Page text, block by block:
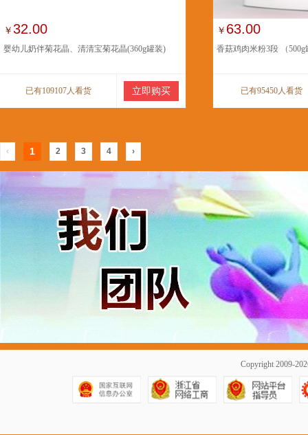
￥32.00
婴幼儿奶伴菊花晶、清清宝菊花晶(360g罐装)
已有109107人看货 立即购买
￥ 63.00
香菇鸡肉米粉3段 （500g
已有95450人看货
‹ 1 2 3 4 ›
Copyright 2009-